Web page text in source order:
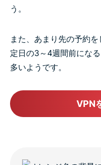
う。
また、あまり先の予約
定日の3～4週間前にな
多いようです。
VPN